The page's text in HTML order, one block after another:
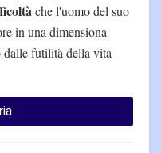
che l'uomo del suo
in una dimensiona
dalle futilità della vita